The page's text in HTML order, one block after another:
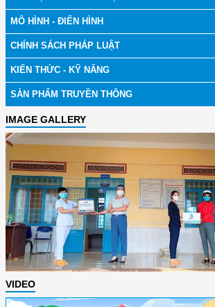
MÔ HÌNH - ĐIỂN HÌNH
CHÍNH SÁCH PHÁP LUẬT
KIẾN THỨC - KỸ NĂNG
SẢN PHẨM TRUYỀN THÔNG
IMAGE GALLERY
VIDEO